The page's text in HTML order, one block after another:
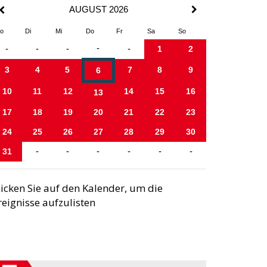
AUGUST 2026
Di Mi Do Fr Sa So
- - - - - 1 2
3 4 5 6 7 8 9
10 11 12 13 14 15 16
17 18 19 20 21 22 23
24 25 26 27 28 29 30
31 - - - - - -
Sie auf den Kalender, um die
aufzulisten